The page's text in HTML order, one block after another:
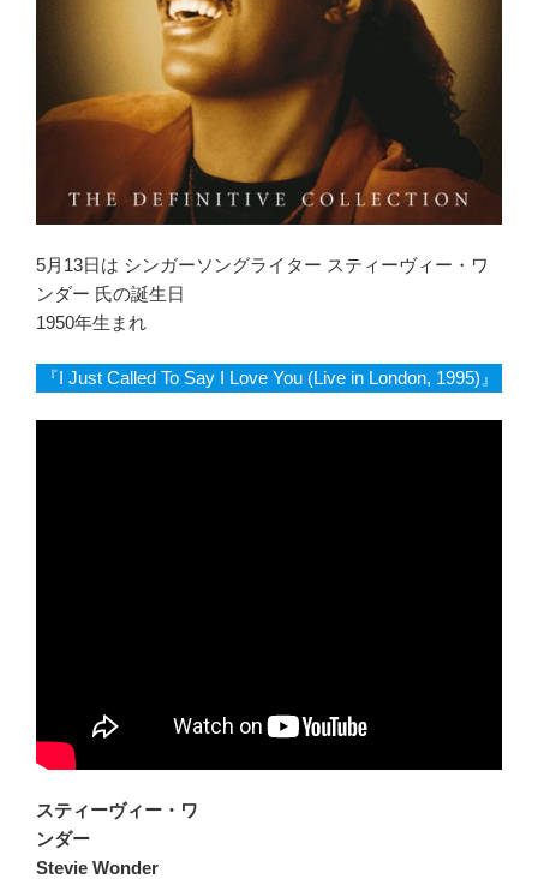
5月13日は シンガーソングライター スティーヴィー・ワ
ンダー 氏の誕生日
1950年生まれ
『I Just Called To Say I Love You (Live in London, 1995)』
スティーヴィー・ワ
ンダー
Stevie Wonder